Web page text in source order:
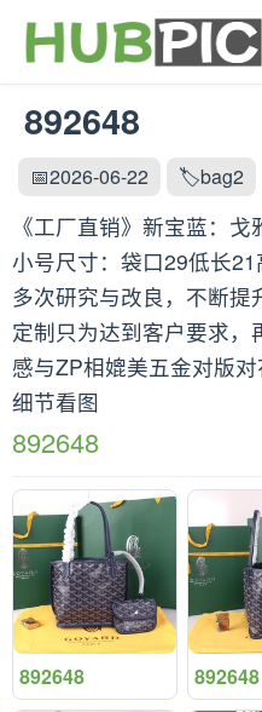
892648
📅2026-06-22 🏷️bag2
《工厂直销》新宝蓝：
小号尺寸：袋口29低长
多次研究与改良，不断提
定制只为达到客户要求，
感与ZP相媲美五金对版
细节看图
892648
892648 892648